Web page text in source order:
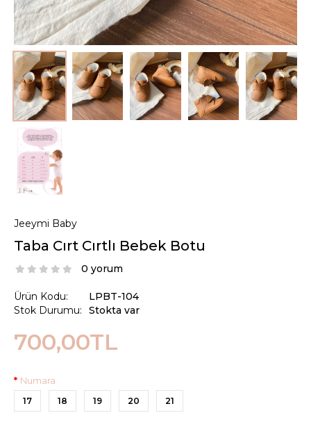
Jeeymi Baby
Taba Cırt Cırtlı Bebek Botu
0 yorum
Ürün Kodu:
Stok Durumu:
LPBT-104
Stokta var
700,00TL
Numara
17 18 19 20 21